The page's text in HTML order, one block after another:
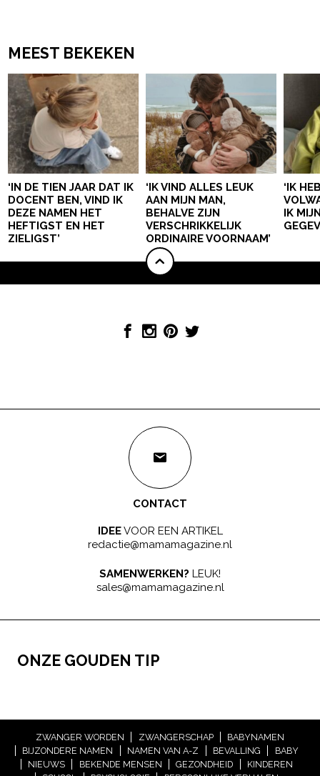
MEEST BEKEKEN
‘IN DE TIEN JAAR DAT IK
DOCENT BEN, VIND IK
DEZE NAMEN HET
HEFTIGST EN HET
ZIELIGST’
‘IK VIND ALLES LEUK
AAN MIJN MAN,
BEHALVE ZIJN
VERSCHRIKKELIJK
ORDINAIRE VOORNAAM’
‘IK
IK
CONTACT
IDEEVOOR EEN ARTIKEL
redactie@mamamagazine.nl
SAMENWERKEN? LEUK!
sales@mamamagazine.nl
ONZE GOUDEN TIP
ZWANGER WORDEN ZWANGERSCHAP
BABYNAMEN
BIJZONDERE NAMEN
NAMEN VAN A-Z BEVALLING
BABY
NIEUWS
BEKENDE MENSEN GEZONDHEID
KINDEREN